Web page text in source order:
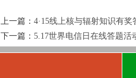
上一篇： 4·15线上核与辐射知识有
下一篇： 5.17世界电信日在线答题活